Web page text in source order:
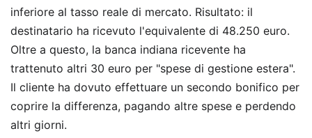
inferiore al tasso reale di mercato. Risultato: il
destinatario ha ricevuto l'equivalente di 48.250 euro.
Oltre a questo, la banca indiana ricevente ha
trattenuto altri 30 euro per "spese di gestione estera".
Il cliente ha dovuto effettuare un secondo bonifico per
coprire la differenza, pagando altre spese e perdendo
altri giorni.